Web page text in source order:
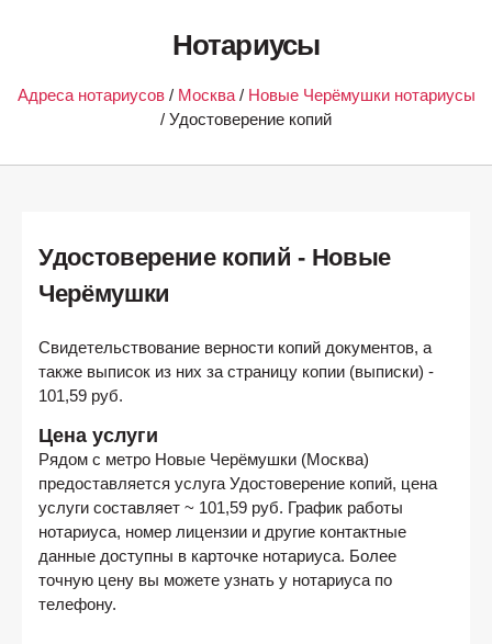
Нотариусы
Адреса нотариусов/ Москва/ Новые Черёмушки нотариусы
/ Удостоверение копий
Удостоверение копий - Новые
Черёмушки
Свидетельствование верности копий документов, а
также выписок из них за страницу копии (выписки) -
101,59 руб.
Цена услуги
Рядом с метро Новые Черёмушки (Москва)
предоставляется услуга Удостоверение копий, цена
услуги составляет ~ 101,59 руб. График работы
нотариуса, номер лицензии и другие контактные
данные доступны в карточке нотариуса. Более
точную цену вы можете узнать у нотариуса по
телефону.